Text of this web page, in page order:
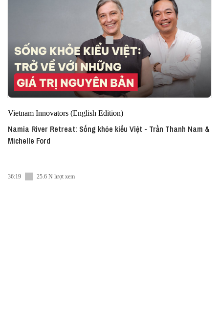
Vietnam Innovators (English Edition)
Namia River Retreat: Sống khỏe kiểu Việt - Trần Thanh Nam &
Michelle Ford
36:19 25.6 N lượt xem